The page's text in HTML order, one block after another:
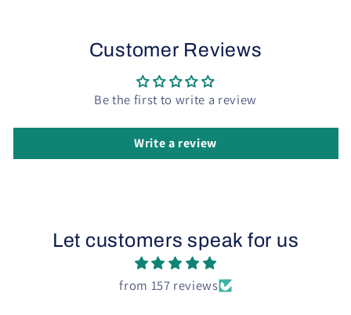
Customer Reviews
Be the first to write a review
Write a review
Let customers speak for us
from 157 reviews